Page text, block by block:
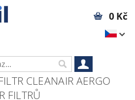
0 Kč
CLEANAIR AERGO
FILTRŮ